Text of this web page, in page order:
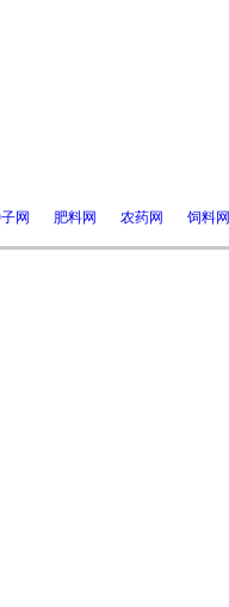
网 肥料网 农药网 饲料网